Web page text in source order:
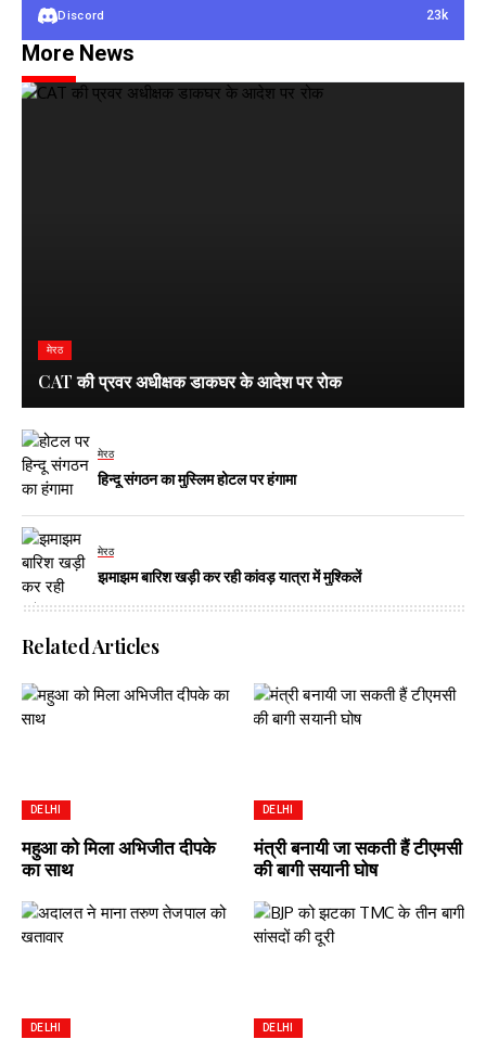
Discord 23k
More News
मेरठ
CAT की प्रवर अधीक्षक डाकघर के आदेश पर रोक
मेरठ
हिन्दू संगठन का मुस्लिम होटल पर हंगामा
मेरठ
झमाझम बारिश खड़ी कर रही कांवड़ यात्रा में मुश्किलें
Related Articles
DELHI
महुआ को मिला अभिजीत दीपके
का साथ
DELHI
मंत्री बनायी जा सकती हैं टीएमसी
की बागी सयानी घोष
DELHI DELHI